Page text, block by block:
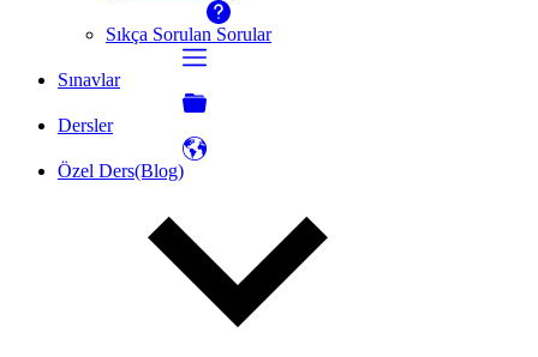
Sıkça Sorulan Sorular
Sınavlar
Dersler
Özel Ders(Blog)